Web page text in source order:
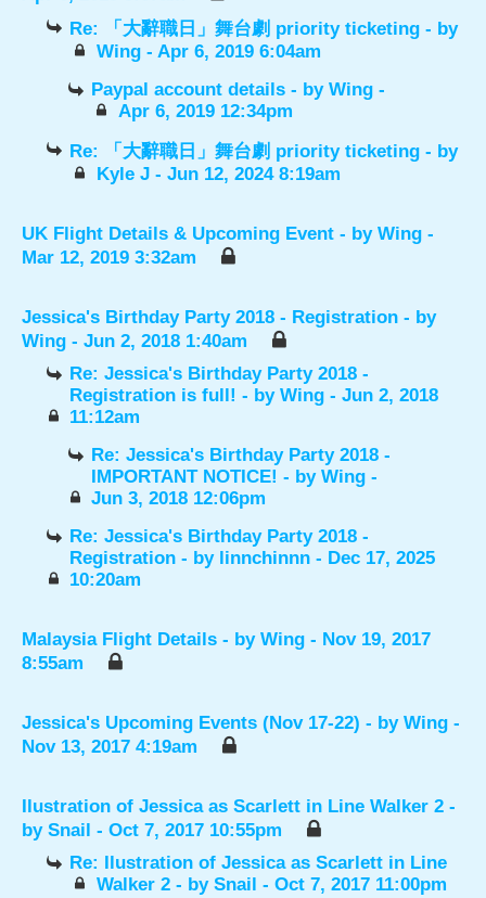
Re: 「大辭職日」舞台劇 priority ticketing - by
Wing- Apr 6, 2019 6:04am
Paypal account details - byWing -
Apr 6, 2019 12:34pm
Re: 「大辭職日」舞台劇 priority ticketing - by
Kyle J- Jun 12, 2024 8:19am
UK Flight Details & Upcoming Event - by Wing -
Mar 12, 2019 3:32am
Jessica's Birthday Party 2018 - Registration - by
Wing - Jun 2, 2018 1:40am
Re: Jessica's Birthday Party 2018 -
Registration is full! - byWing - Jun 2, 2018
11:12am
Re: Jessica's Birthday Party 2018 -
IMPORTANT NOTICE! - byWing -
Jun 3, 2018 12:06pm
Re: Jessica's Birthday Party 2018 -
Registration - by linnchinnn - Dec 17, 2025
10:20am
Malaysia Flight Details - by Wing - Nov 19, 2017
8:55am
Jessica's Upcoming Events (Nov 17-22) - by Wing -
Nov 13, 2017 4:19am
Ilustration of Jessica as Scarlett in Line Walker 2 -
by Snail - Oct 7, 2017 10:55pm
Re: Ilustration of Jessica as Scarlett in Line
Walker 2 - by Snail - Oct 7, 2017 11:00pm